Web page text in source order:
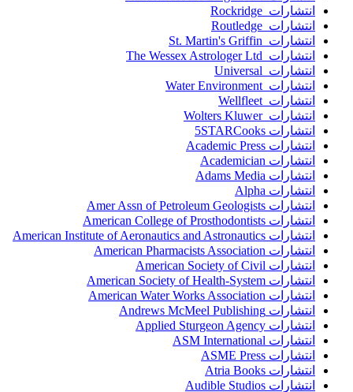
انتشارات Rockridge
انتشارات Routledge
انتشارات St. Martin's Griffin
انتشارات The Wessex Astrologer Ltd
انتشارات Universal
انتشارات Water Environment
انتشارات Wellfleet
انتشارات Wolters Kluwer
انتشارات 5STARCooks
انتشارات Academic Press
انتشارات Academician
انتشارات Adams Media
انتشارات Alpha
انتشارات Amer Assn of Petroleum Geologists
انتشارات American College of Prosthodontists
انتشارات American Institute of Aeronautics and Astronautics
انتشارات American Pharmacists Association
انتشارات American Society of Civil
انتشارات American Society of Health-System
انتشارات American Water Works Association
انتشارات Andrews McMeel Publishing
انتشارات Applied Sturgeon Agency
انتشارات ASM International
انتشارات ASME Press
انتشارات Atria Books
انتشارات Audible Studios